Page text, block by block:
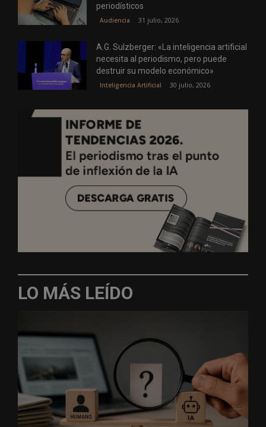
periodísticos
Audiencia 31 julio, 2026
A.G. Sulzberger: «La inteligencia artificial
necesita al periodismo, pero puede
destruir su modelo económico»
Inteligencia Artificial 30 julio, 2026
LO MÁS LEÍDO